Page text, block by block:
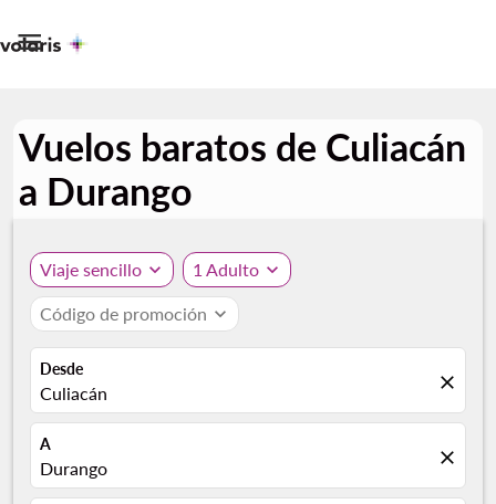

Vuelos baratos de Culiacán
a Durango
Viaje sencillo expand_more 1 Adulto expand_more
Código de promoción expand_more
Desde
Culiacán close
A
Durango close